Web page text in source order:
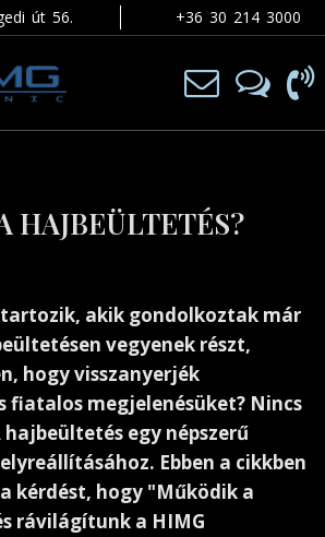
út 56. +36 30 214 3000
HAJBEÜLTETÉS?
tartozik, akik gondolkoztak már
vegyenek részt,
hogy visszanyerjék
fiatalos megjelenésüket? Nincs
hajbeültetés egy népszerű
Ebben a cikkben
kérdést, hogy "Működik a
rávilágítunk a HIMG